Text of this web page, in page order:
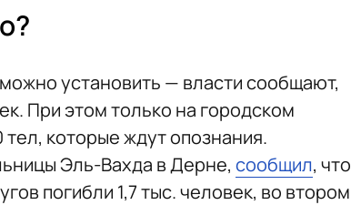
установить — власти сообщают,
При этом только на городском
тел, которые ждут опознания.
Эль-Вахда в Дерне, сообщил, что
погибли 1,7 тыс. человек, во втором